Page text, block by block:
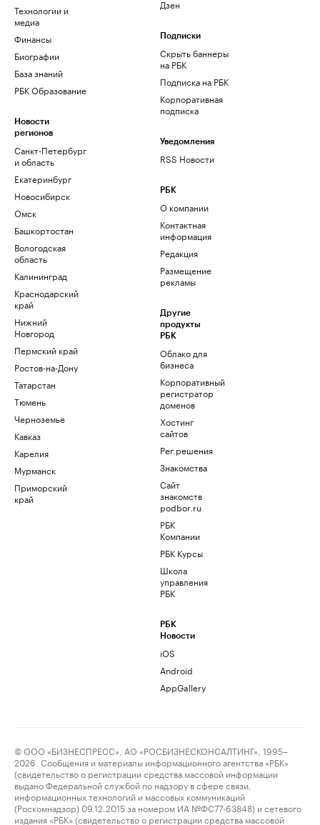
Технологии и
медиа
Финансы
Биографии
База знаний
РБК Образование
Новости
регионов
Санкт-Петербург
и область
Екатеринбург
Новосибирск
Омск
Башкортостан
Вологодская
область
Калининград
Краснодарский
край
Нижний
Новгород
Пермский край
Ростов-на-Дону
Татарстан
Тюмень
Черноземье
Кавказ
Карелия
Мурманск
Приморский
край
Дзен
Подписки
Скрыть баннеры
на РБК
Подписка на РБК
Корпоративная
подписка
Уведомления
RSS Новости
РБК
О компании
Контактная
информация
Редакция
Размещение
рекламы
Другие
продукты
РБК
Облако для
бизнеса
Корпоративный
регистратор
доменов
Хостинг
сайтов
Рег.решения
Знакомства
Сайт
знакомств
podbor.ru
РБК
Компании
РБК Курсы
Школа
управления
РБК
РБК
Новости
iOS
Android
AppGallery
© ООО «БИЗНЕСПРЕСС», АО «РОСБИЗНЕСКОНСАЛТИНГ», 1995–
2026. Сообщения и материалы информационного агентства «РБК»
(свидетельство о регистрации средства массовой информации
выдано Федеральной службой по надзору в сфере связи,
информационных технологий и массовых коммуникаций
(Роскомнадзор) 09.12.2015 за номером ИА №ФС77-63848) и сетевого
издания «РБК» (свидетельство о регистрации средства массовой